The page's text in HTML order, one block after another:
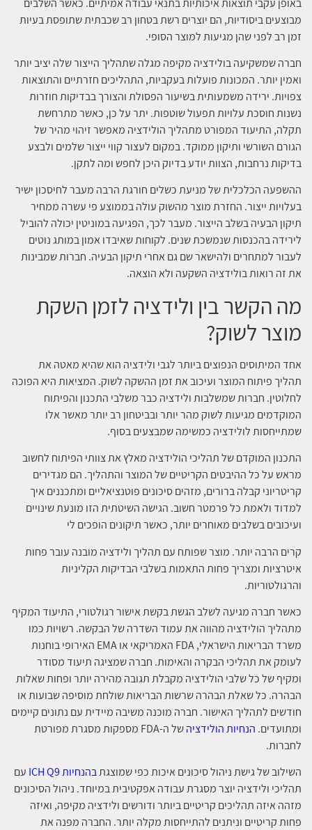
באופן עקבי תוצאות איכותיות בתנאי עבודה אמיתיים. כאשר השלבים
מבוצעים ביסודיות, הם יוצרים רשת בטחון רב שכבתית שתופסת בעיות
זמן רב לפני שהן מגיעות למוצר הסופי.
חברה שמשקיעה בולידציה מקיפה מגלה שתהליך הייצור שלה יציב יותר
ואמין יותר. המכונות פועלות בעקביות, התהליכים חזרתיים והתוצאות
צפויות. ירידה משמעותית בשיעור הפסולת והצורך בבדיקות חוזרות
נשנות חוסכת עלויות תפעול שוטפות. יתר על כן, כאשר מתרחשת
תקלה, התיעוד המפורט מתהליך הולידציה מאפשר זיהוי מהיר של
הגורם השורשי ותיקון ממוקד. במקום לעצור קווי ייצור שלמים ולבצע
בדיקות נרחבות, הצוות יודע בדיוק היכן לחפש ומה לתקן.
ההשפעה הכלכלית של מניעת כשלים חורגת הרבה מעבר לחיסכון ישיר
בעלויות ייצור. החזרת מוצר מהשוק עולה בממוצע פי עשרה ממחיר
תיקון הבעיה בשלב הייצור. מעבר לכך, הפגיעה במוניטין יכולה להוביל
לירידה בהכנסות שנמשכת שנים. לקוחות שאיבדו אמון במותג נוטים
לעבור למתחרים ולהישאר שם גם אחרי תיקון הבעיה. חברות שמבינות
את זה רואות בולידציה השקעה ולא הוצאה.
מה הקשר בין ולידציה לזמן השקת
מוצר לשוק?
אחד המיתוסים הנפוצים ביותר לגבי ולידציה הוא שהיא מאטה את
תהליך פיתוח המוצר ועיכוב את זמן ההשקה לשוק. המציאות היא הפוכה
לחלוטין. חברות שמשלבות ולידציה כבר משלבי התכנון והפיתוח
המוקדמים מגיעות לשוק מהר יותר ובביטחון רב יותר מאשר אלו
שמתייחסות לולידציה כמשימה שמבצעים בסוף.
התכנון המוקדם של תהליכי הולידציה מאלץ את צוותי הפיתוח לחשוב
מראש על כל ההיבטים הקריטיים של המוצר והתהליך. הם מגדירים
קריטריוני קבלה ברורים, מזהים סיכונים פוטנציאליים ומתכננים איך
למדוד ולאמת כל פרמטר חשוב. הגישה השיטתית הזו מונעת שינויים
ועיכובים בשלבים מאוחרים יותר, כאשר תיקונים הופכים לי
קרים הרבה יותר. מוצר שפותח עם תהליך ולידציה מובנה עובר פחות
איטרציות ומצריך פחות התאמות בשלבי הבדיקות הקליניות
והרגולטוריות.
כאשר חברה מגיעה לשלב הגשת בקשת אישור רגולטורי, התיעוד המקיף
מתהליך הולידציה מהווה את עמוד השדרה של הבקשה. רשויות כמו
משרד הבריאות הישראלי, FDA האמריקאי או EMA האירופי בוחנות
לעומק את תהליכי הבקרה והאימות. חברה שמציגה תיעוד מסודר
ומקיף של כל שלבי הולידציה מקבלת תגובה מהירה יותר ופחות שאלות
הבהרה. כל שאלת הבהרה שרשות הבריאות שולחת מוסיפה שבועות או
חודשים לתהליך האישור. חברה מוכנה משיבה מיידית עם נתונים קיימים
ומתועדים. הנחיות הולידציה
של ה-FDA מספקות מסגרת מפורטת
לחברות.
השילוב של גישת ניהול סיכונים איכות כפי שמוצגתבהנחיות ICH Q9
עם
תהליכי ולידציה יוצר מסגרת עבודה אפקטיבית במיוחד. ניהול הסיכונים
מזהה איזה תהליכים קריטיים ביותר ודורשים ולידציה מקיפה, ואיזה
פחות קריטיים וניתנים להתייחסות מקלה יותר. החברה מפנה את